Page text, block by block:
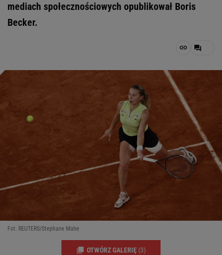
mediach społecznościowych opublikował Boris
Becker.
Fot. REUTERS/Stephane Mahe
OTWÓRZ GALERIĘ (3)